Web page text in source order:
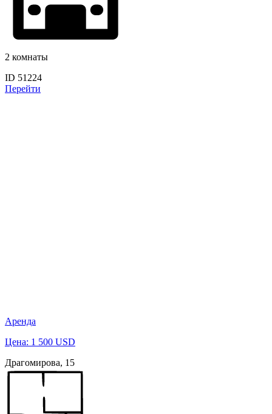
2 комнаты
ID 51224
Перейти
Аренда
Цена: 1 500 USD
Драгомирова, 15